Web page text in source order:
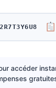
accéder